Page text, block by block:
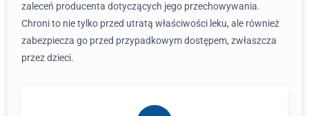
zaleceń producenta dotyczących jego przechowywania.
Chroni to nie tylko przed utratą właściwości leku, ale również
zabezpiecza go przed przypadkowym dostępem, zwłaszcza
przez dzieci.